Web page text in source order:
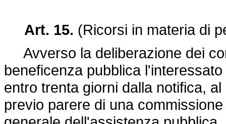
Art. 15. (Ricorsi in materia di
Avverso la deliberazione dei
beneficenza pubblica
entro trenta giorni dalla notifica,
previo parere di una